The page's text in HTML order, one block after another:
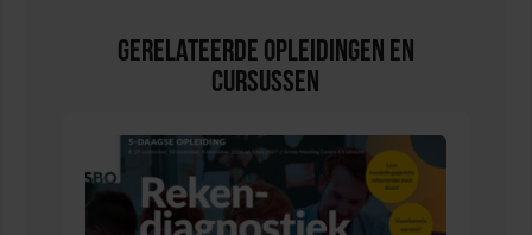
Gerelateerde Opleidingen en
Cursussen